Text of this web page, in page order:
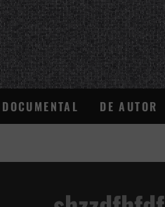
DOCUMENTAL DE AUTOR